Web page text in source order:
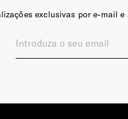
exclusivas por e-mail e